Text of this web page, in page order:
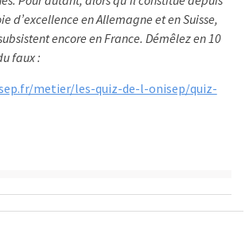
d’excellence en Allemagne et en Suisse,
encore en France. Démêlez en 10
faux :
metier/les-quiz-de-l-onisep/quiz-